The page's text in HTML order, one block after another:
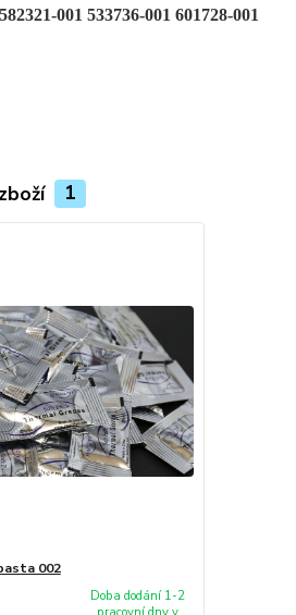
001 533736-001 601728-001
1
002
Doba dodání 1-2